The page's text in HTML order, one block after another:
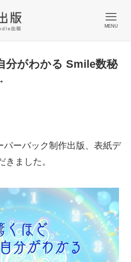
MENU
分がわかる Smile数秘
パーバック制作出版、表紙デ
きました。